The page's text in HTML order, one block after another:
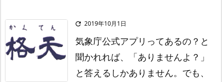
 2019年10月1日
気象庁公式アプリってあるの？ と
聞かれれば、「ありませんよ？」
と答えるしかありません。 でも、